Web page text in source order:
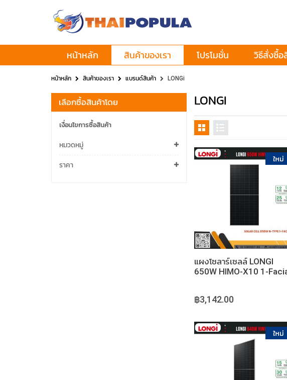
หน้าหลัก สินค้าของเรา โปรโมชั่น วิธีสั่งซื้อ
หน้าหลัก สินค้าของเรา แบรนด์สินค้า LONGi
LONGI
แผงโซลาร์เซลล์ LONGI
650W HIMO-X10 1-
฿3,142.00
เลือกซื้อสินค้าโดย
เงื่อนไขการซื้อสินค้า
หมวดหมู่
ราคา